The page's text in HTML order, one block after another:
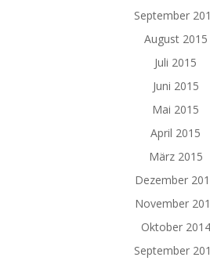
September
August 2015
Juli 2015
Juni 2015
Mai 2015
April 2015
März 2015
Dezember
November
Oktober 2014
September